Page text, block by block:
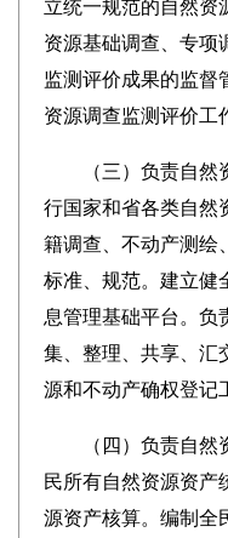
立统一规范的自然资
资源基础调查、专项
监测评价成果的监督
资源调查监测评价工
（三）负责自然资
行国家和省各类自然
籍调查、不动产测绘
标准、规范。建立健
息管理基础平台。负
集、整理、共享、汇
源和不动产确权登记
（四）负责自然资
民所有自然资源资产
源资产核算。编制全